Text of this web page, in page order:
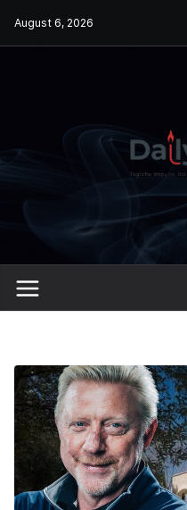
August 6, 2026